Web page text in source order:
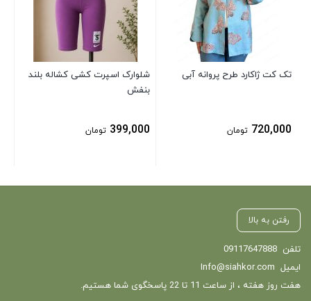
تک کت ژاکارد طرح پروانه آبی
720,000 تومان
شلوارک اسپرت کشی کشاله بلند
بنفش
399,000 تومان
رفتن به بالا
تلفن 09117647888
ایمیل Info@siahkor.com
هفت روز هفته ، از ساعت 11 تا 22 پاسخگوی شما هستیم.